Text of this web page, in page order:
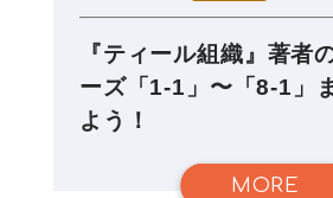
『ティール組織』著者
ーズ「1-1」〜「8-1」
よう！
MORE